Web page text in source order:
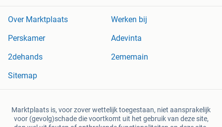
Over Marktplaats
Werken bij
Perskamer
Adevinta
2dehands
2ememain
Sitemap
Marktplaats is, voor zover wettelijk toegestaan, niet aansprakelijk
voor (gevolg)schade die voortkomt uit het gebruik van deze site,